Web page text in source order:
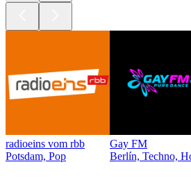
radioeins vom rbb
Potsdam, Pop
Gay FM
Berlín, Techno,